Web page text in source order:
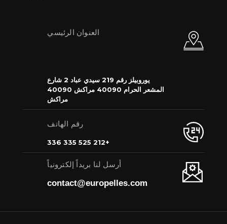
العنوان الرئيسي
يوروبيلز رقم 219 سيدي عباد 2 شارع
المشعر الحرام 40090 مراكش 40090
مراكش
رقم الهاتف
+212 525 335 336
أرسل لنا بريداً إلكترونياً
contact@europelles.com